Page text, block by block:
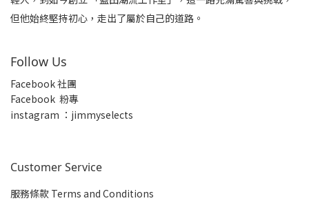
但他始終堅持初心，走出了屬於自己的道路。
Follow Us
Facebook 社團
Facebook 粉專
instagram ：jimmyselects
Customer Service
服務條款 Terms and Conditions